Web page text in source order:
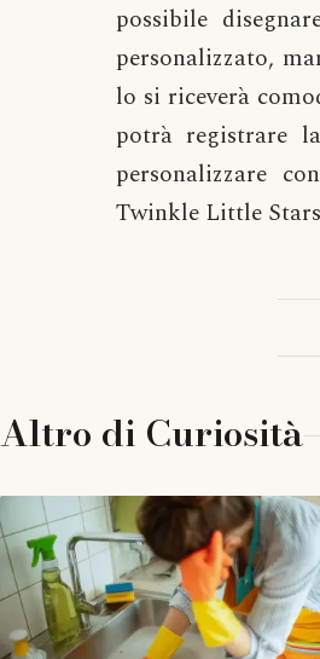
possibile
personalizzato,
lo si riceverà
potrà registrare
personalizzare
Twinkle Little
Altro di Curiosità